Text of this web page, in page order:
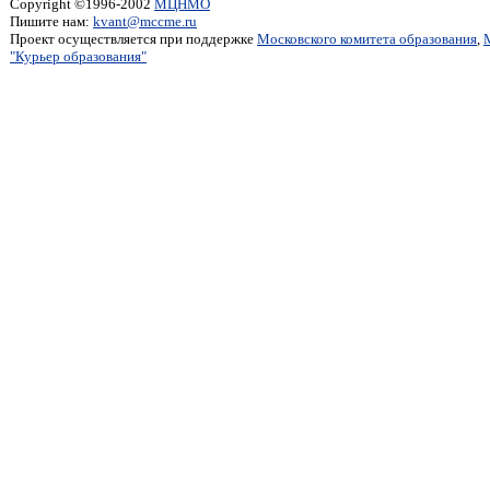
Copyright ©1996-2002 МЦНМО
Пишите нам: kvant@mccme.ru
Проект осуществляется при поддержке Московского комитета образования,
"Курьер образования"